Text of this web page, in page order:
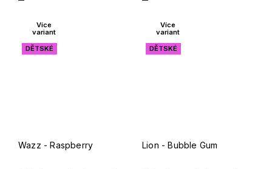
Více
variant
DĚTSKÉ
Wazz - Raspberry
Více
variant
DĚTSKÉ
Lion - Bubble Gum